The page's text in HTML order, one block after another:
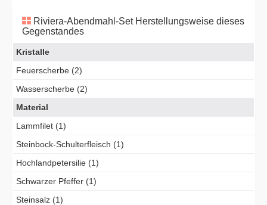
Riviera-Abendmahl-Set Herstellungsweise dieses
Gegenstandes
Kristalle
Feuerscherbe (2)
Wasserscherbe (2)
Material
Lammfilet (1)
Steinbock-Schulterfleisch (1)
Hochlandpetersilie (1)
Schwarzer Pfeffer (1)
Steinsalz (1)